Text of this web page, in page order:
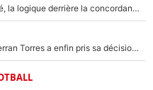
Mercato Analyse : Vincius Jr-Diomandé, la logique derrière la concordance des temps
Rester à Barcelone ou partir au PSG, Ferran Torres a enfin pris sa décision : La course contre la montre est lancée !